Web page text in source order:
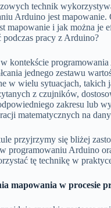
technik
Arduino jest mapowanie.
mapowanie i jak można je
pracy z Arduino?
kontekście
jednego zestawu
w wielu sytuacjach, takich
z czujników,
zakresu lub
matematycznych na
przyjrzymy się bliżej
programowaniu Arduino
tę technikę w
mapowania w procesie